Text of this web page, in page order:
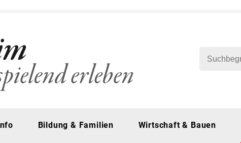
Bildung & Familien Wirtschaft & Bauen